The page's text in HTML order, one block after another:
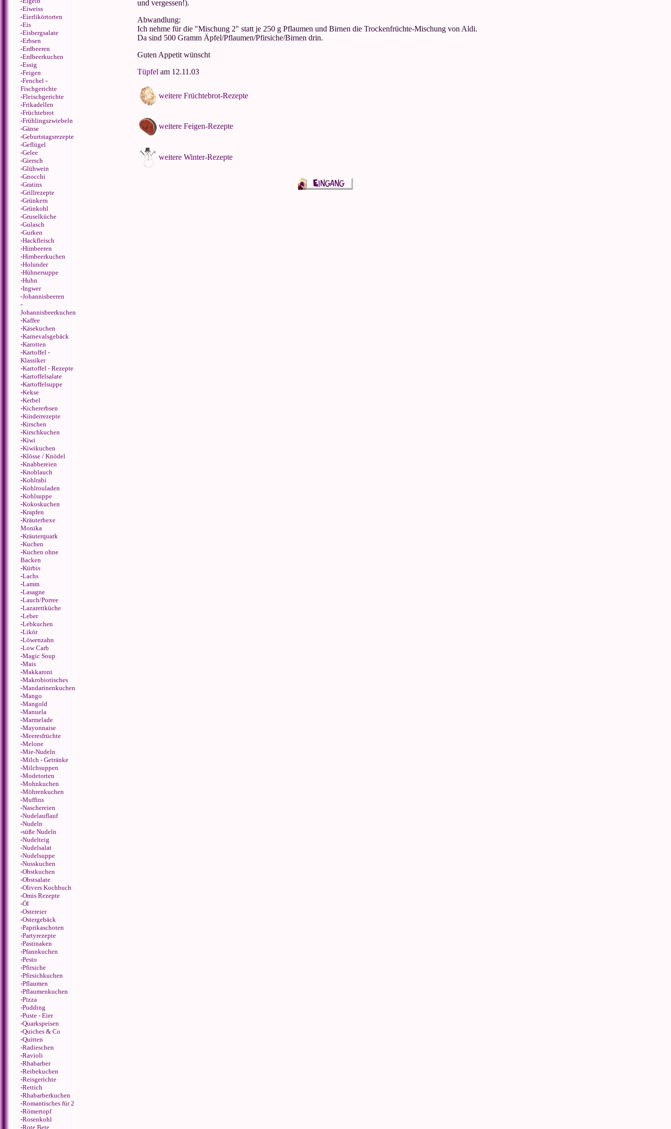
-Eiweiss
-Eierlikörtorten
-Eis
-Eisbergsalate
-Erbsen
-Erdbeeren
-Erdbeerkuchen
-Essig
-Feigen
-Fenchel -
Fischgerichte
-Fleischgerichte
-Frikadellen
-Früchtebrot
-Frühlingszwiebeln
-Gänse
-Geburtstagsrezepte
-Geflügel
-Gelee
-Giersch
-Glühwein
-Gnocchi
-Gratins
-Grillrezepte
-Grünkern
-Grünkohl
-Gruselküche
-Gulasch
-Gurken
-Hackfleisch
-Himbeeren
-Himbeerkuchen
-Holunder
-Hühnersuppe
-Huhn
-Ingwer
-Johannisbeeren
-
Johannisbeerkuchen
-Kaffee
-Käsekuchen
-Karnevalsgebäck
-Karotten
-Kartoffel -
Klassiker
-Kartoffel - Rezepte
-Kartoffelsalate
-Kartoffelsuppe
-Kekse
-Kerbel
-Kichererbsen
-Kinderrezepte
-Kirschen
-Kirschkuchen
-Kiwi
-Kiwikuchen
-Klösse / Knödel
-Knabbereien
-Knoblauch
-Kohlrabi
-Kohlrouladen
-Kohlsuppe
-Kokoskuchen
-Krapfen
-Kräuterhexe
Monika
-Kräuterquark
-Kuchen
-Kuchen ohne
Backen
-Kürbis
-Lachs
-Lamm
-Lasagne
-Lauch/Porree
-Lazarettküche
-Leber
-Lebkuchen
-Likör
-Löwenzahn
-Low Carb
-Magic Soup
-Mais
-Makkaroni
-Makrobiotisches
-Mandarinenkuchen
-Mango
-Mangold
-Manuela
-Marmelade
-Mayonnaise
-Meeresfrüchte
-Melone
-Mie-Nudeln
-Milch - Getränke
-Milchsuppen
-Modetorten
-Mohnkuchen
-Möhrenkuchen
-Muffins
-Naschereien
-Nudelauflauf
-Nudeln
-süße Nudeln
-Nudelteig
-Nudelsalat
-Nudelsuppe
-Nusskuchen
-Obstkuchen
-Obstsalate
-Olivers Kochbuch
-Omis Rezepte
-Öl
-Ostereier
-Ostergebäck
-Paprikaschoten
-Partyrezepte
-Pastinaken
-Pfannkuchen
-Pesto
-Pfirsiche
-Pfirsichkuchen
-Pflaumen
-Pflaumenkuchen
-Pizza
-Pudding
-Puste - Eier
-Quarkspeisen
-Quiches & Co
-Quitten
-Radieschen
-Ravioli
-Rhabarber
-Reibekuchen
-Reisgerichte
-Rettich
-Rhabarberkuchen
-Romantisches für 2
-Römertopf
-Rosenkohl
-Rote Bete
und vergessen!).
Abwandlung:
Ich nehme für die "Mischung 2" statt je 250 g Pflaumen und Birnen die Trockenfrüchte-Mischung von Aldi.
Da sind 500 Gramm Äpfel/Pflaumen/Pfirsiche/Birnen drin.
Guten Appetit wünscht
Tüpfel am 12.11.03
weitere Früchtebrot-Rezepte
weitere Feigen-Rezepte
weitere Winter-Rezepte